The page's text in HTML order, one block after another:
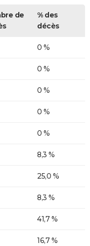
de
% des
décès
0 %
0 %
0 %
0 %
0 %
8,3 %
25,0 %
8,3 %
41,7 %
16,7 %